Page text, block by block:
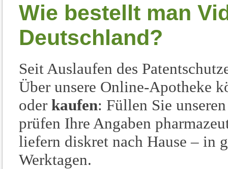
Wie bestellt man
Deutschland?
Seit Auslaufen des
Über unsere Online-Apotheke
oder kaufen: Füllen Sie
prüfen Ihre Angaben
liefern diskret nach Hause – in
Werktagen.